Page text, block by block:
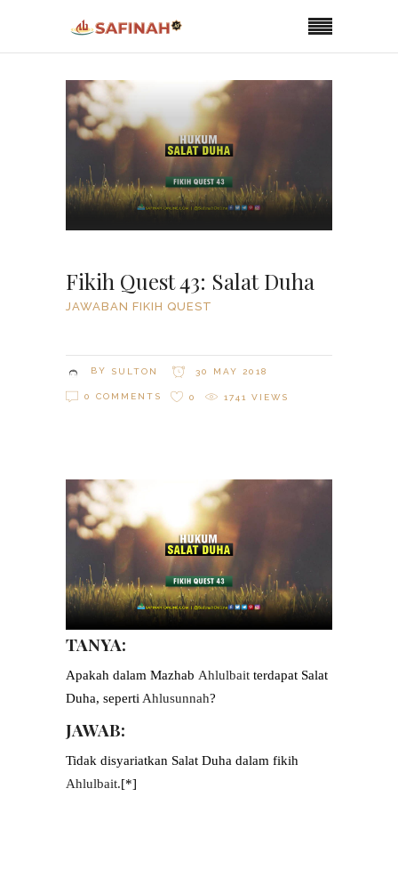
Fikih Quest 43: Salat Duha
JAWABAN FIKIH QUEST
BY SULTON 30 MAY 2018
0 COMMENTS 0 1741 VIEWS
TANYA:
Apakah dalam Mazhab Ahlulbait terdapat Salat
Duha, seperti Ahlusunnah?
JAWAB:
Tidak disyariatkan Salat Duha dalam fikih
Ahlulbait.[*]